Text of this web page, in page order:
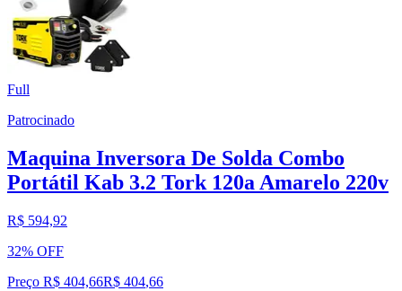
Full
Patrocinado
Maquina Inversora De Solda Combo
Portátil Kab 3.2 Tork 120a Amarelo 220v
R$ 594,92
32% OFF
Preço R$ 404,66R$ 404,66